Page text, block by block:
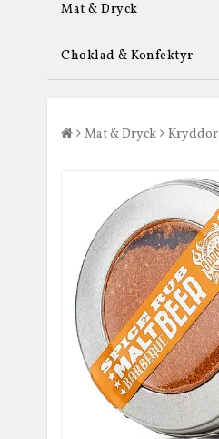
Mat & Dryck
Choklad & Konfektyr
Mat & Dryck Kryddor